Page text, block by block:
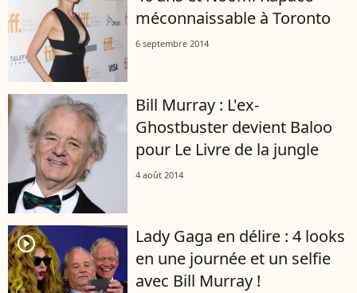
méconnaissable à Toronto
6 septembre 2014
Bill Murray : L'ex-
Ghostbuster devient Baloo
pour Le Livre de la jungle
4 août 2014
player2
Lady Gaga en délire : 4 looks
en une journée et un selfie
avec Bill Murray !